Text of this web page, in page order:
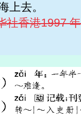
上去。
社香港1997